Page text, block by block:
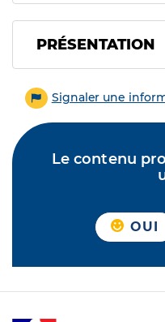
PRÉSENTATION
Signaler une
Le contenu
OUI